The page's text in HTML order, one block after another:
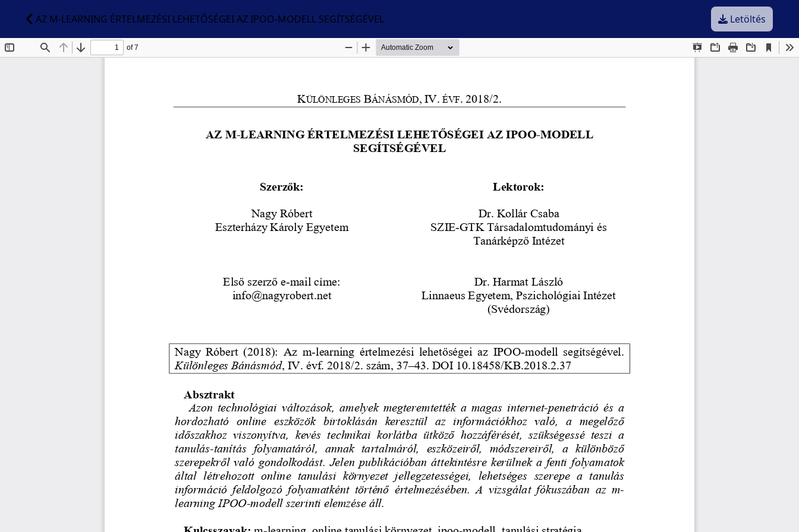
AZ M-LEARNING ÉRTELMEZÉSI LEHETŐSÉGEI AZ IPOO-MODELL SEGÍTSÉGÉVEL Letöltés